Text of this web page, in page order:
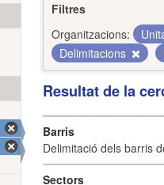
Filtres
Organitzacions:
Delimitacions
Resultat de la
Barris
Delimitació dels barris
Sectors